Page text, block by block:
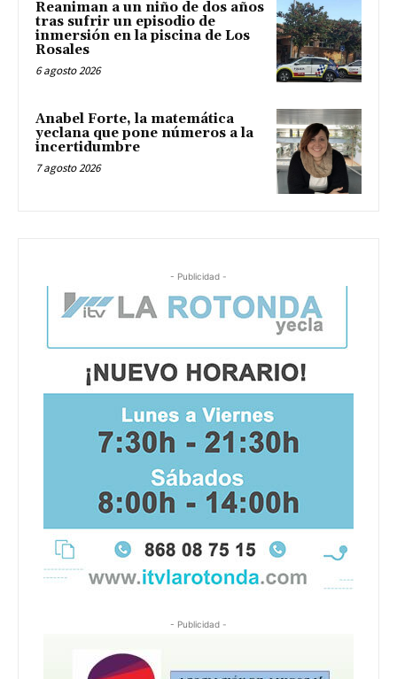
Reaniman a un niño de dos años
tras sufrir un episodio de
inmersión en la piscina de Los
Rosales
6 agosto 2026
Anabel Forte, la matemática
yeclana que pone números a la
incertidumbre
7 agosto 2026
- Publicidad -
- Publicidad -